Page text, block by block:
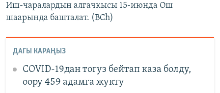
Иш-чаралардын алгачкысы 15-июнда Ош
шаарында башталат. (BCh)
ДАГЫ КАРАҢЫЗ
COVID-19дан тогуз бейтап каза болду,
оору 459 адамга жукту